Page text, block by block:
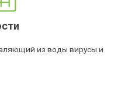
из воды вирусы и